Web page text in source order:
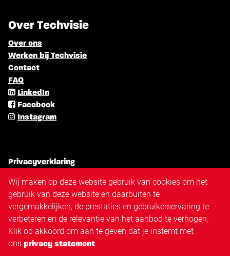
Over Techvisie
Over ons
Werken bij Techvisie
Contact
FAQ
LinkedIn
Facebook
Instagram
Privacyverklaring
Cookiebeleid
Antidiscriminatiebeleid
Disclaimer
Sitemap
Triangle.nl
Techvisie.nl
Wij maken op deze website gebruik van cookies om het
gebruik van deze website en daarbuiten te
vergemakkelijken, de prestaties en gebruikerservaring te
verbeteren en de relevantie van het aanbod te verhogen.
Klik op akkoord om aan te geven dat je instemt met
ons privacy statement.